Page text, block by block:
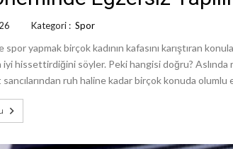
Kategori : Spor
yapmak birçok kadının kafasını karıştıran
hissettirdiğini söyler. Peki hangisi doğru?
ruh haline kadar birçok konuda olumlu